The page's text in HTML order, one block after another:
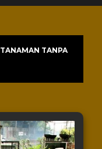
TANAMAN TANPA